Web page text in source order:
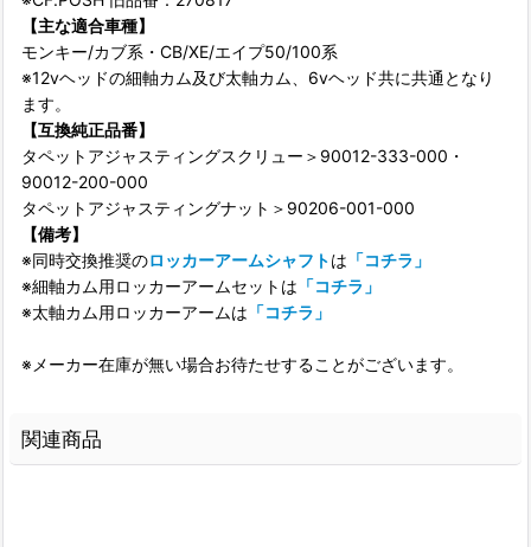
【主な適合車種】
モンキー/カブ系・CB/XE/エイプ50/100系
※12vヘッドの細軸カム及び太軸カム、6vヘッド共に共通となり
ます。
【互換純正品番】
タペットアジャスティングスクリュー＞90012-333-000・
90012-200-000
タペットアジャスティングナット＞90206-001-000
【備考】
※同時交換推奨のロッカーアームシャフトは 「コチラ」
※細軸カム用ロッカーアームセットは 「コチラ」
※太軸カム用ロッカーアームは 「コチラ」
※メーカー在庫が無い場合お待たせすることがございます。
関連商品